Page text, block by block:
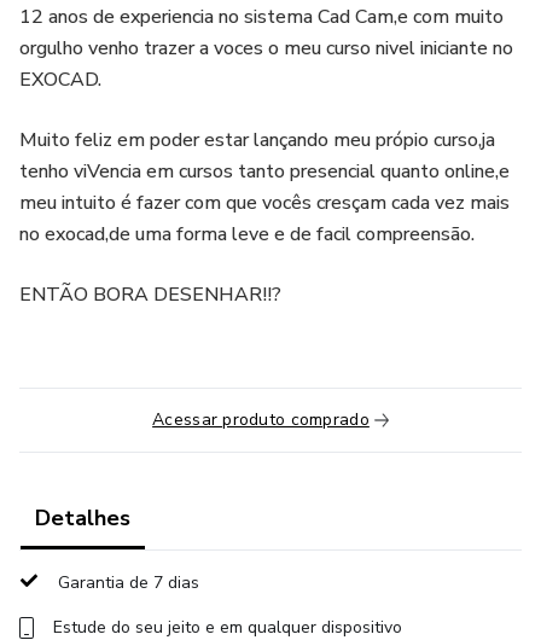
12 anos de experiencia no sistema Cad Cam,e com muito
orgulho venho trazer a voces o meu curso nivel iniciante no
EXOCAD.
Muito feliz em poder estar lançando meu própio curso,ja
tenho viVencia em cursos tanto presencial quanto online,e
meu intuito é fazer com que vocês cresçam cada vez mais
no exocad,de uma forma leve e de facil compreensão.
ENTÃO BORA DESENHAR!!?
Acessar produto comprado
Detalhes
Garantia de 7 dias
Estude do seu jeito e em qualquer dispositivo